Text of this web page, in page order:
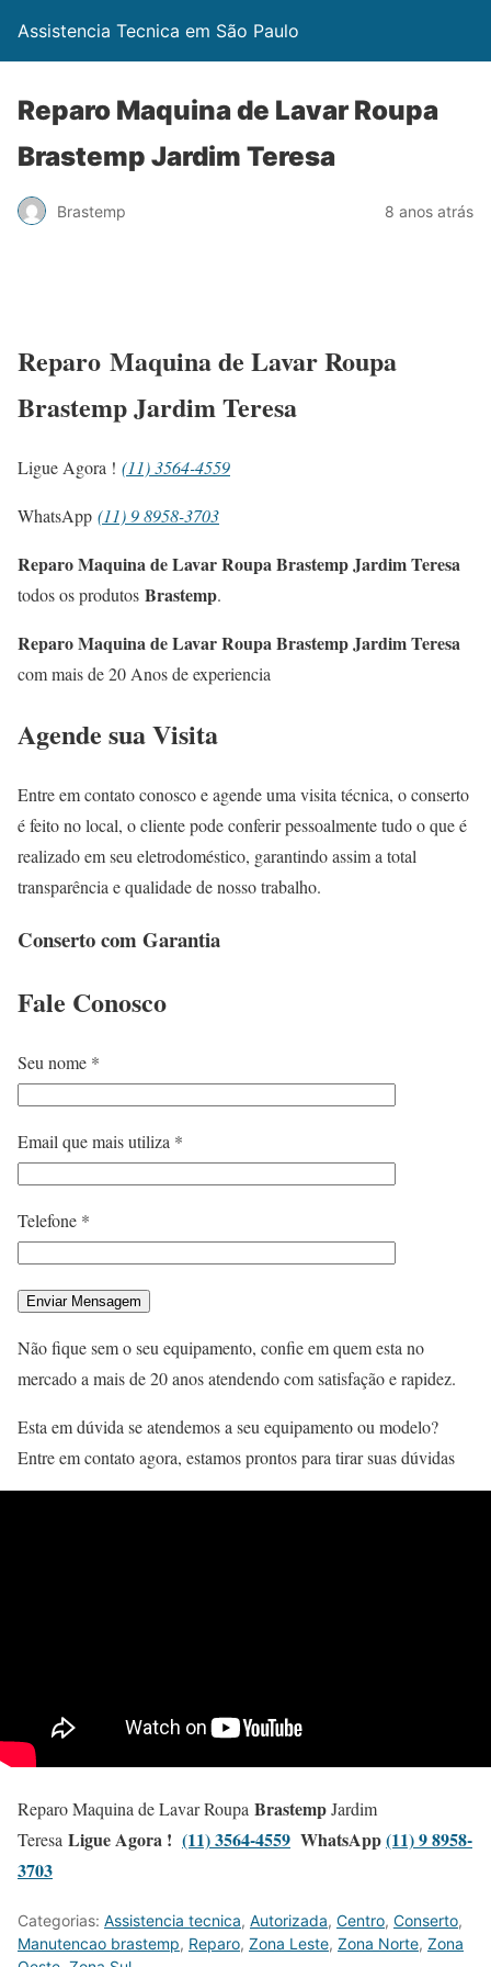
Assistencia Tecnica em São Paulo
Reparo Maquina de Lavar Roupa
Brastemp Jardim Teresa
Brastemp 8 anos atrás
Reparo Maquina de Lavar Roupa
Brastemp Jardim Teresa
Ligue Agora ! (11) 3564-4559
WhatsApp (11) 9 8958-3703
Reparo Maquina de Lavar Roupa Brastemp Jardim Teresa
todos os produtos Brastemp.
Reparo Maquina de Lavar Roupa Brastemp Jardim Teresa
com mais de 20 Anos de experiencia
Agende sua Visita
Entre em contato conosco e agende uma visita técnica, o conserto
é feito no local, o cliente pode conferir pessoalmente tudo o que é
realizado em seu eletrodoméstico, garantindo assim a total
transparência e qualidade de nosso trabalho.
Conserto com Garantia
Fale Conosco
Seu nome *
Email que mais utiliza *
Telefone *
Não fique sem o seu equipamento, confie em quem esta no
mercado a mais de 20 anos atendendo com satisfação e rapidez.
Esta em dúvida se atendemos a seu equipamento ou modelo?
Entre em contato agora, estamos prontos para tirar suas dúvidas
Reparo Maquina de Lavar Roupa BrastempJardim
Teresa Ligue Agora ! (11) 3564-4559 WhatsApp(11) 9 8958-
3703
Categorias: Assistencia tecnica, Autorizada, Centro, Conserto,
Manutencao brastemp, Reparo, Zona Leste, Zona Norte, Zona